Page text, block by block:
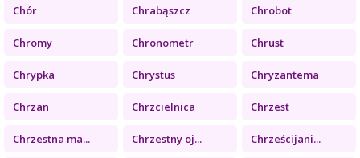
Chór Chrabąszcz Chrobot
Chromy Chronometr Chrust
Chrypka Chrystus Chryzantema
Chrzan Chrzcielnica Chrzest
Chrzestna ma... Chrzestny oj... Chrześcijani...